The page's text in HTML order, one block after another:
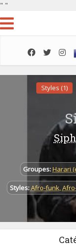
" "
Styles (1)
Groupes:Harari
Styles:Afro-funk,